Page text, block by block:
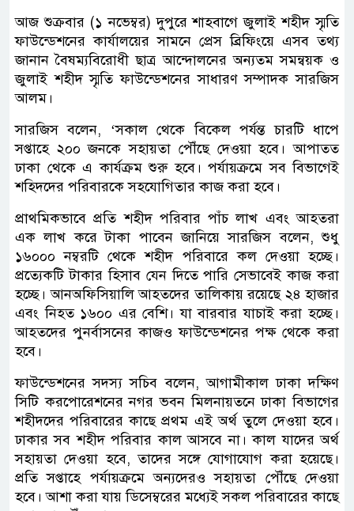
আজ শুক্রবার (১ নভেম্বর) দুপুরে শাহবাগে জুলাই শহীদ স্মৃতি
ফাউন্ডেশনের কার্যালয়ের সামনে প্রেস ব্রিফিংয়ে এসব তথ্য
জানান বৈষম্যবিরোধী ছাত্র আন্দোলনের অন্যতম সমন্বয়ক ও
জুলাই শহীদ স্মৃতি ফাউন্ডেশনের সাধারণ সম্পাদক সারজিস
আলম।
সারজিস বলেন, ‘সকাল থেকে বিকেল পর্যন্ত চারটি ধাপে
সপ্তাহে ২০০ জনকে সহায়তা পৌঁছে দেওয়া হবে। আপাতত
ঢাকা থেকে এ কার্যক্রম শুরু হবে। পর্যায়ক্রমে সব বিভাগেই
শহিদদের পরিবারকে সহযোগিতার কাজ করা হবে।
প্রাথমিকভাবে প্রতি শহীদ পরিবার পাঁচ লাখ এবং আহতরা
এক লাখ করে টাকা পাবেন জানিয়ে সারজিস বলেন, শুধু
১৬০০০ নম্বরটি থেকে শহীদ পরিবারে কল দেওয়া হচ্ছে।
প্রত্যেকটি টাকার হিসাব যেন দিতে পারি সেভাবেই কাজ করা
হচ্ছে। আনঅফিসিয়ালি আহতদের তালিকায় রয়েছে ২৪ হাজার
এবং নিহত ১৬০০ এর বেশি। যা বারবার যাচাই করা হচ্ছে।
আহতদের পুনর্বাসনের কাজও ফাউন্ডেশনের পক্ষ থেকে করা
হবে।
ফাউন্ডেশনের সদস্য সচিব বলেন, আগামীকাল ঢাকা দক্ষিণ
সিটি করপোরেশনের নগর ভবন মিলনায়তনে ঢাকা বিভাগের
শহীদদের পরিবারের কাছে প্রথম এই অর্থ তুলে দেওয়া হবে।
ঢাকার সব শহীদ পরিবার কাল আসবে না। কাল যাদের অর্থ
সহায়তা দেওয়া হবে, তাদের সঙ্গে যোগাযোগ করা হয়েছে।
প্রতি সপ্তাহে পর্যায়ক্রমে অন্যদেরও সহায়তা পৌঁছে দেওয়া
হবে। আশা করা যায় ডিসেম্বরের মধ্যেই সকল পরিবারের কাছে